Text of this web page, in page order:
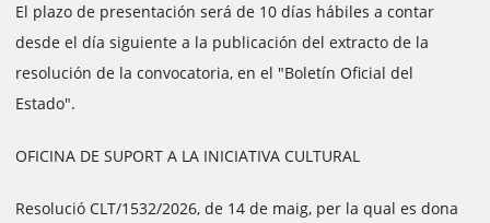
El plazo de presentación será de 10 días hábiles a contar
desde el día siguiente a la publicación del extracto de la
resolución de la convocatoria, en el "Boletín Oficial del
Estado".
OFICINA DE SUPORT A LA INICIATIVA CULTURAL
Resolució CLT/1532/2026, de 14 de maig, per la qual es dona